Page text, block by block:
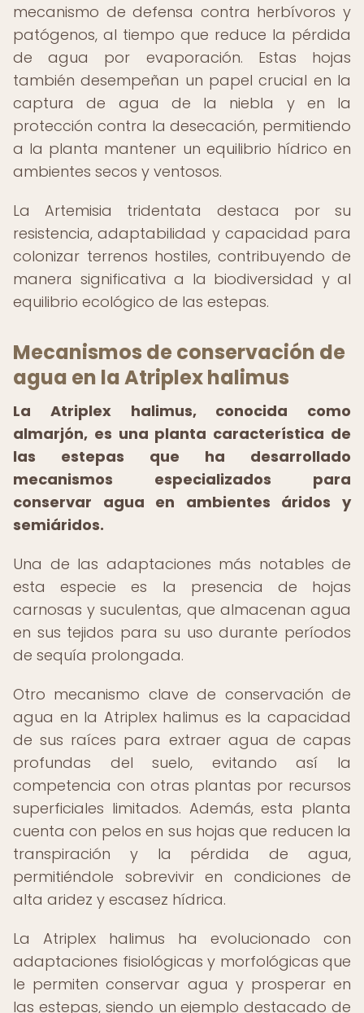
mecanismo de defensa contra herbívoros y
patógenos, al tiempo que reduce la pérdida
de agua por evaporación. Estas hojas
también desempeñan un papel crucial en la
captura de agua de la niebla y en la
protección contra la desecación, permitiendo
a la planta mantener un equilibrio hídrico en
ambientes secos y ventosos.
La Artemisia tridentata destaca por su
resistencia, adaptabilidad y capacidad para
colonizar terrenos hostiles, contribuyendo de
manera significativa a la biodiversidad y al
equilibrio ecológico de las estepas.
Mecanismos de conservación de
agua en la Atriplex halimus
La Atriplex halimus, conocida como
almarjón, es una planta característica de
las estepas que ha desarrollado
mecanismos especializados para
conservar agua en ambientes áridos y
semiáridos.
Una de las adaptaciones más notables de
esta especie es la presencia de hojas
carnosas y suculentas, que almacenan agua
en sus tejidos para su uso durante períodos
de sequía prolongada.
Otro mecanismo clave de conservación de
agua en la Atriplex halimus es la capacidad
de sus raíces para extraer agua de capas
profundas del suelo, evitando así la
competencia con otras plantas por recursos
superficiales limitados. Además, esta planta
cuenta con pelos en sus hojas que reducen la
transpiración y la pérdida de agua,
permitiéndole sobrevivir en condiciones de
alta aridez y escasez hídrica.
La Atriplex halimus ha evolucionado con
adaptaciones fisiológicas y morfológicas que
le permiten conservar agua y prosperar en
las estepas, siendo un ejemplo destacado de